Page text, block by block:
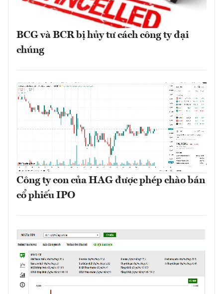
BCG và BCR bị hủy tư cách công ty đại
chúng
Công ty con của HAG được phép chào bán
cổ phiếu IPO